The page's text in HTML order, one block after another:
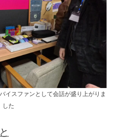
イスファンとして会話が盛り上がりま
した